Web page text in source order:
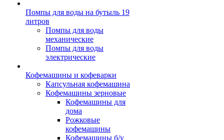
Помпы для воды на бутыль 19
литров
Помпы для воды
механические
Помпы для воды
электрические
Кофемашины и кофеварки
Капсульная кофемашина
Кофемашины зерновые
Кофемашины для
дома
Рожковые
кофемашины
Кофемашины б/у